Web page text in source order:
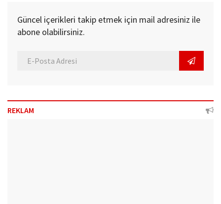
Güncel içerikleri takip etmek için mail adresiniz ile
abone olabilirsiniz.
REKLAM